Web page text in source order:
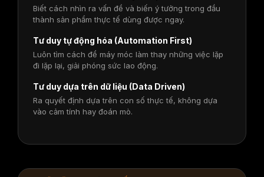
Biết cách nhìn ra vấn đề và biến ý tưởng trong đầu
thành sản phẩm thực tế dùng được ngay.
Tư duy tự động hóa (Automation First)
Luôn tìm cách để máy móc làm thay những việc lặp
đi lặp lại, giải phóng sức lao động.
Tư duy dựa trên dữ liệu (Data Driven)
Ra quyết định dựa trên con số thực tế, không dựa
vào cảm tính hay đoán mò.